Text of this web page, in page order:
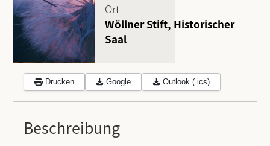
Ort
Wöllner Stift, Historischer
Saal
Drucken Google Outlook (.ics)
Beschreibung